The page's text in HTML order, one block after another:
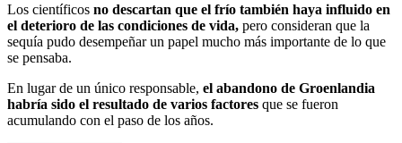
Los científicos no descartan que el frío también haya influido en
el deterioro de las condiciones de vida, pero consideran que la
sequía pudo desempeñar un papel mucho más importante de lo que
se pensaba.
En lugar de un único responsable, el abandono de Groenlandia
habría sido el resultado de varios factores que se fueron
acumulando con el paso de los años.